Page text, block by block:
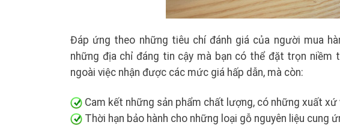
Đáp ứng theo những tiêu chí đánh giá của người mua
những địa chỉ đáng tin cậy mà bạn có thể đặt trọn niềm
ngoài việc nhận được các mức giá hấp dẫn, mà còn:
Cam kết những sản phẩm chất lượng, có những xuất
Thời hạn bảo hành cho những loại gỗ nguyên liệu cung